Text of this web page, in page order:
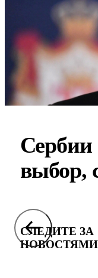
Сербии
выбор,
СЛЕДИТЕ ЗА